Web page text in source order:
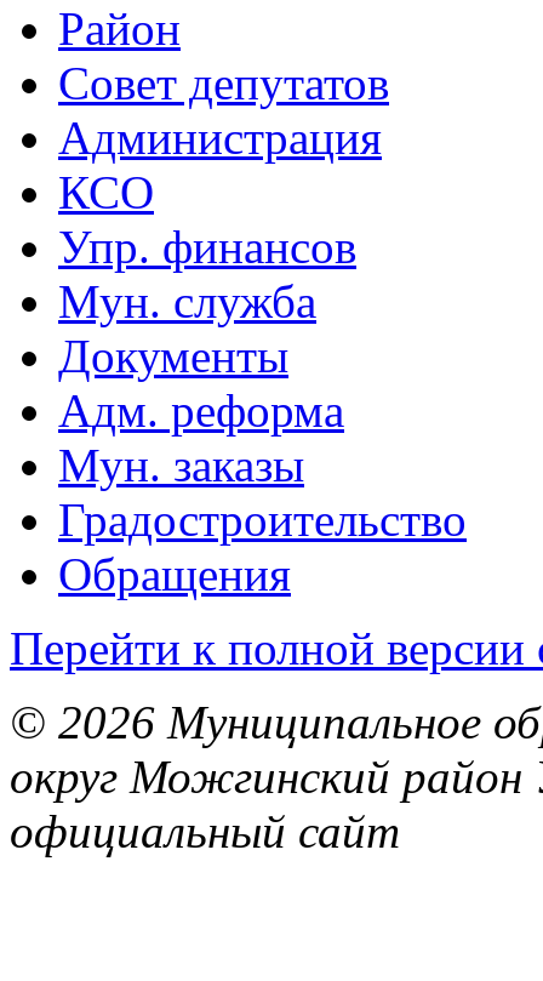
Район
Совет депутатов
Администрация
КСО
Упр. финансов
Мун. служба
Документы
Адм. реформа
Мун. заказы
Градостроительство
Обращения
Перейти к полной версии
© 2026 Муниципальное
округ Можгинский район
официальный сайт